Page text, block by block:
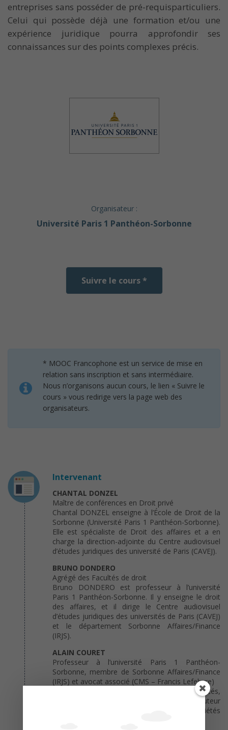
entreprises sans posséder de pré-requisparticuliers.
Celui qui possède déjà une formation et/ou une
expérience juridique pourra approfondir ses
connaissances sur des points complexes précis.
Organisateur :
Université Paris 1 Panthéon-Sorbonne
Suivre le cours *
* MOOC Francophone est un service de mise en
relation sans inscription et sans intermédiaire.
Nous n’organisons aucun cours, le lien « Suivre le
cours » vous redirige vers la page web des
organisateurs.
Intervenant
CHANTAL DONZEL
Maître de conférences en Droit privé
Chantal DONZEL enseigne à l’École de Droit de la
Sorbonne (Université Paris 1 Panthéon-Sorbonne).
Elle est spécialiste de Droit des affaires et a en
charge la direction-adjointe du Centre audiovisuel
d’études juridiques des université de Paris (CAVEJ).
BRUNO DONDERO
Agrégé des Facultés de droit
Bruno DONDERO est professeur à l’université
Paris 1 Panthéon-Sorbonne. Il y enseigne le droit
des affaires, et il dirige le Centre audiovisuel
d’études juridiques des universités de Paris (CAVEJ)
et le département Sorbonne Affaires/Finance
(IRJS).
ALAIN COURET
Professeur à l’université Paris 1 Panthéon-
Sorbonne, membre de Sorbonne Affaires/Finance
(IRJS) et avocat associé (CMS – Francis Lefebvre)
Alain COURET est spécialiste de droit des sociétés,
notamment de fusions & acquisitions, et coauteur
du Mémento Francis Lefebvre Sociétés